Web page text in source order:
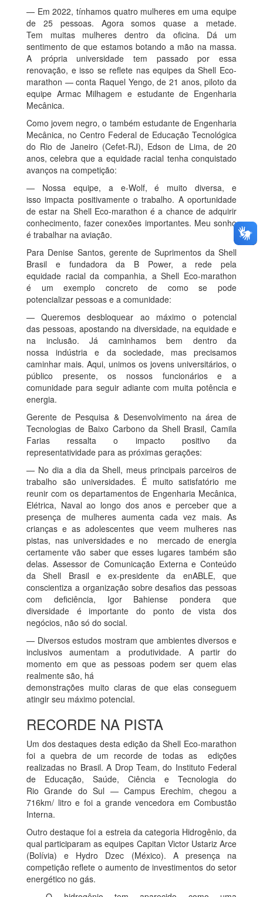
— Em 2022, tínhamos quatro mulheres em uma equipe
de 25 pessoas. Agora somos quase a metade.
Tem muitas mulheres dentro da oficina. Dá um
sentimento de que estamos botando a mão na massa.
A própria universidade tem passado por essa
renovação, e isso se reflete nas equipes da Shell Eco-
marathon — conta Raquel Yengo, de 21 anos, piloto da
equipe Armac Milhagem e estudante de Engenharia
Mecânica.
Como jovem negro, o também estudante de Engenharia
Mecânica, no Centro Federal de Educação Tecnológica
do Rio de Janeiro (Cefet-RJ), Edson de Lima, de 20
anos, celebra que a equidade racial tenha conquistado
avanços na competição:
— Nossa equipe, a e-Wolf, é muito diversa, e
isso impacta positivamente o trabalho. A oportunidade
de estar na Shell Eco-marathon é a chance de adquirir
conhecimento, fazer conexões importantes. Meu sonho
é trabalhar na aviação.
Para Denise Santos, gerente de Suprimentos da Shell
Brasil e fundadora da B Power, a rede pela
equidade racial da companhia, a Shell Eco-marathon
é um exemplo concreto de como se pode
potencializar pessoas e a comunidade:
— Queremos desbloquear ao máximo o potencial
das pessoas, apostando na diversidade, na equidade e
na inclusão. Já caminhamos bem dentro da
nossa indústria e da sociedade, mas precisamos
caminhar mais. Aqui, unimos os jovens universitários, o
público presente, os nossos funcionários e a
comunidade para seguir adiante com muita potência e
energia.
Gerente de Pesquisa & Desenvolvimento na área de
Tecnologias de Baixo Carbono da Shell Brasil, Camila
Farias ressalta o impacto positivo da
representatividade para as próximas gerações:
— No dia a dia da Shell, meus principais parceiros de
trabalho são universidades. É muito satisfatório me
reunir com os departamentos de Engenharia Mecânica,
Elétrica, Naval ao longo dos anos e perceber que a
presença de mulheres aumenta cada vez mais. As
crianças e as adolescentes que veem mulheres nas
pistas, nas universidades e no mercado de energia
certamente vão saber que esses lugares também são
delas. Assessor de Comunicação Externa e Conteúdo
da Shell Brasil e ex-presidente da enABLE, que
conscientiza a organização sobre desafios das pessoas
com deficiência, Igor Bahiense pondera que
diversidade é importante do ponto de vista dos
negócios, não só do social.
— Diversos estudos mostram que ambientes diversos e
inclusivos aumentam a produtividade. A partir do
momento em que as pessoas podem ser quem elas
realmente são, há
demonstrações muito claras de que elas conseguem
atingir seu máximo potencial.
RECORDE NA PISTA
Um dos destaques desta edição da Shell Eco-marathon
foi a quebra de um recorde de todas as edições
realizadas no Brasil. A Drop Team, do Instituto Federal
de Educação, Saúde, Ciência e Tecnologia do
Rio Grande do Sul — Campus Erechim, chegou a
716km/ litro e foi a grande vencedora em Combustão
Interna.
Outro destaque foi a estreia da categoria Hidrogênio, da
qual participaram as equipes Capitan Victor Ustariz Arce
(Bolívia) e Hydro Dzec (México). A presença na
competição reflete o aumento de investimentos do setor
energético no gás.